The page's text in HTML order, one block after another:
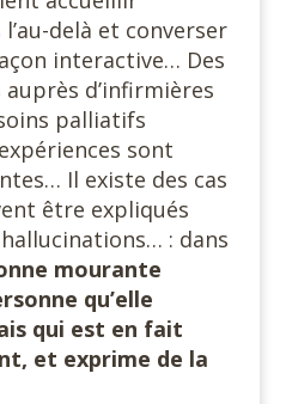
delà et converser
interactive… Des
d’infirmières
palliatifs
sont
Il existe des cas
être expliqués
: dans
mourante
qu’elle
qui est en fait
et exprime de la